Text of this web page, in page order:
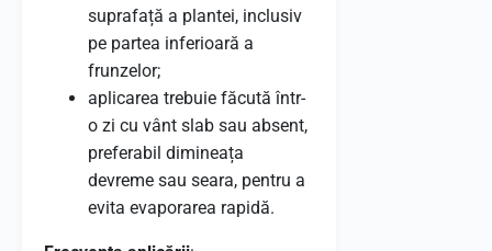
suprafață a plantei, inclusiv
pe partea inferioară a
frunzelor;
aplicarea trebuie făcută într-
o zi cu vânt slab sau absent,
preferabil dimineața
devreme sau seara, pentru a
evita evaporarea rapidă.